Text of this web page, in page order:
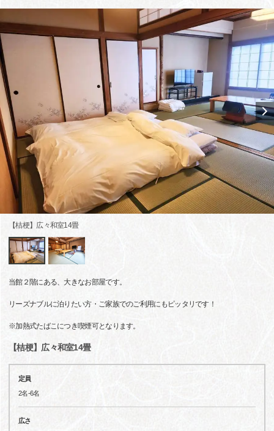
【桔梗】広々和室14畳
当館２階にある、大きなお部屋です。
リーズナブルに泊りたい方・ご家族でのご利用にもピッタリです！
※加熱式たばこにつき喫煙可となります。
【桔梗】広々和室14畳
定員
2名-6名
広さ